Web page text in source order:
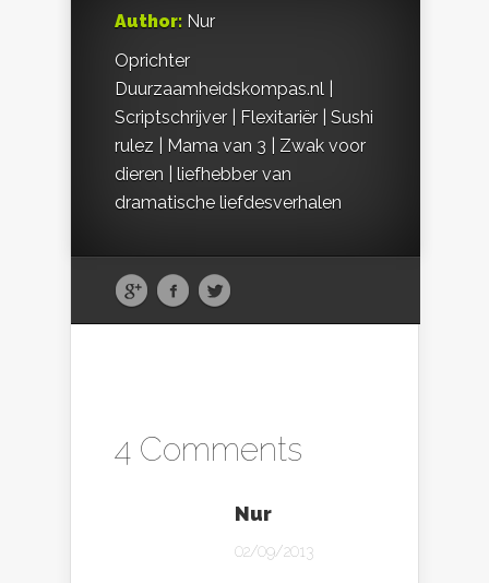
Author: Nur
Oprichter
Duurzaamheidskompas.nl |
Scriptschrijver | Flexitariër | Sushi
rulez | Mama van 3 | Zwak voor
dieren | liefhebber van
dramatische liefdesverhalen
4 Comments
Nur
02/09/2013